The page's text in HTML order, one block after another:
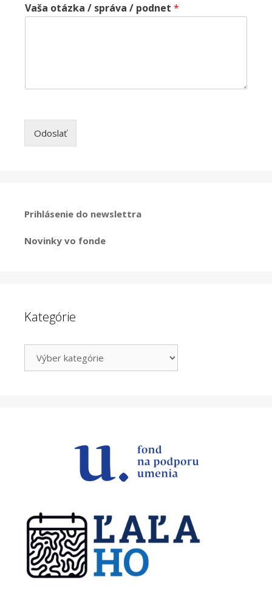
Vaša otázka / správa / podnet *
Odoslať
Prihlásenie do newslettra
Novinky vo fonde
Kategórie